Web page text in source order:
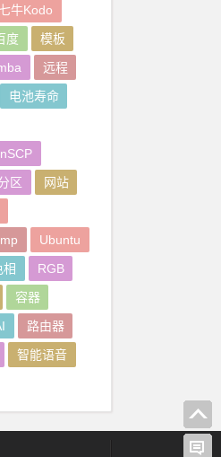
七牛Kodo
度
模板
远程
电池寿命
区
网站
Ubuntu
相
RGB
容器
路由器
智能语音